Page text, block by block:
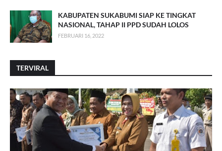
KABUPATEN SUKABUMI SIAP KE TINGKAT
NASIONAL, TAHAP II PPD SUDAH LOLOS
FEBRUARI 16, 2022
TERVIRAL